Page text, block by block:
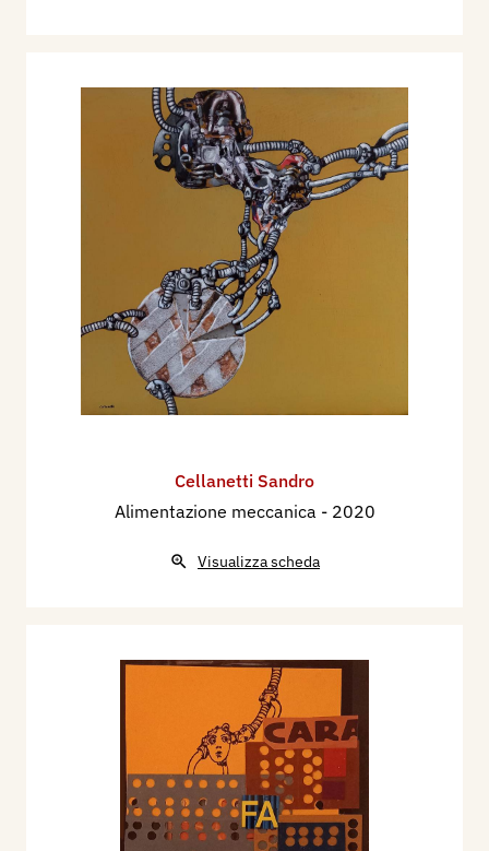
Cellanetti Sandro
Alimentazione meccanica - 2020
Visualizza scheda